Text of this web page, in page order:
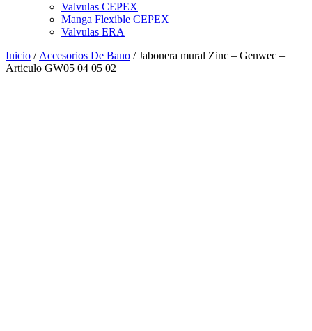
Valvulas CEPEX
Manga Flexible CEPEX
Valvulas ERA
Inicio / Accesorios De Bano / Jabonera mural Zinc – Genwec –
Articulo GW05 04 05 02